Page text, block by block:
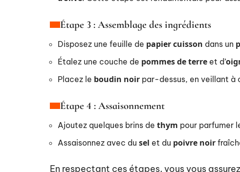
Étape 3 : Assemblage des ingrédients
Disposez une feuille de papier cuisson dans un
Étalez une couche de pommes de terre et d’
Placez le boudin noir par-dessus, en veillant à
Étape 4 : Assaisonnement
Ajoutez quelques brins de thym pour parfumer
Assaisonnez avec du sel et du poivre noir
En respectant ces étapes, vous vous